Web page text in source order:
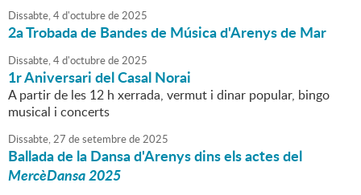
Dissabte,4d'octubrede2025
2a Trobada de Bandes de Música d'Arenys de Mar
Dissabte,4d'octubrede2025
1r Aniversari del Casal Norai
A partir de les 12 h xerrada, vermut i dinar popular, bingo
musical i concerts
Dissabte,27 desetembrede2025
Ballada de la Dansa d'Arenys dins els actes del
MercèDansa 2025